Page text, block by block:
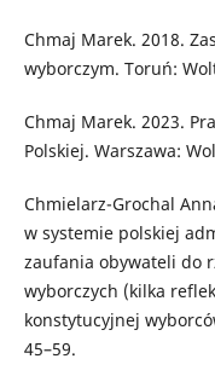
Chmaj Marek. 2018.
wyborczym. Toruń:
Chmaj Marek. 2023.
Polskiej. Warszawa:
Chmielarz-Grochal
w systemie polskiej
zaufania obywateli do
wyborczych (kilka
konstytucyjnej
45–59.